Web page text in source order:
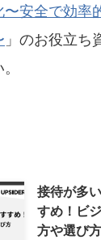
〜安全で効率
」のお役立ち
接待が多
すめ！ビ
方や選び